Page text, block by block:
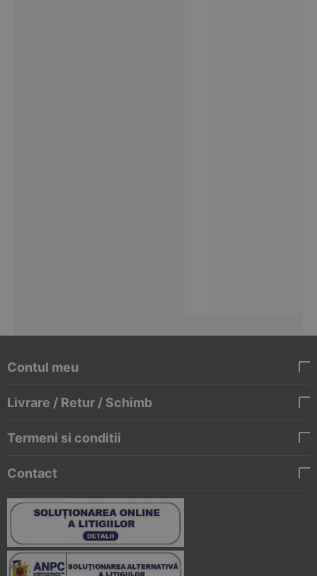
Contul meu
Livrare / Retur / Schimb
Termeni si conditii
Contact